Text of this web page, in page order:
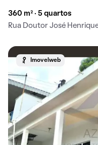
360 m² · 5 quartos
Rua Doutor José
Imovelweb